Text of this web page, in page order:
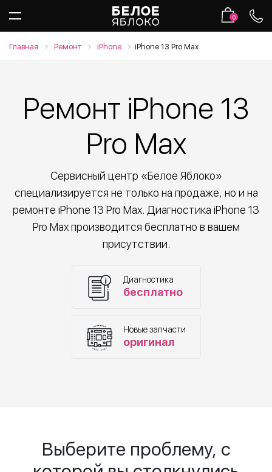
0
Главная Ремонт iPhone iPhone 13 Pro Max
Ремонт iPhone 13
Pro Max
Сервисный центр «Белое Яблоко»
специализируется не только на продаже, но и на
ремонте iPhone 13 Pro Max. Диагностика iPhone 13
Pro Max производится бесплатно в вашем
присутствии.
Диагностика
бесплатно
Новые запчасти
оригинал
Выберите проблему, с